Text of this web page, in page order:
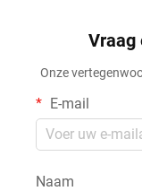
Vraag
Onze
E-mail
Naam